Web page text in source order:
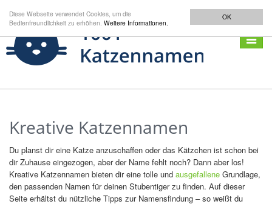
OK
Diese Webseite verwendet Cookies, um die
Bedienfreundlichkeit zu erhöhen. Weitere Informationen.
Kreative Katzennamen
Du planst dir eine Katze anzuschaffen oder das Kätzchen ist schon bei
dir Zuhause eingezogen, aber der Name fehlt noch? Dann aber los!
Kreative Katzennamen bieten dir eine tolle und ausgefallene Grundlage,
den passenden Namen für deinen Stubentiger zu finden. Auf dieser
Seite erhältst du nützliche Tipps zur Namensfindung – so weißt du